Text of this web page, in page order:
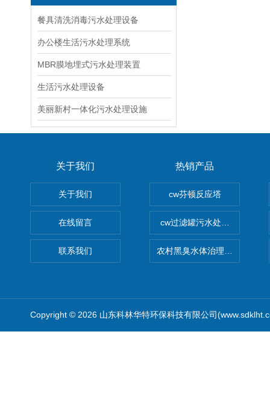
餐具清洗消毒污水处理设备
办公楼生活污水处理系统
MBR膜地埋式污水处理装置
生活污水处理设备
美丽新村一体化污水处理设施
关于我们
关于我们
在线留言
联系我们
热销产品
cw芬顿反应塔
cw过滤罐污水处理设备 多介
农村黑臭水体治理设备
Copyright © 2026 山东科林华特环保科技有限公司